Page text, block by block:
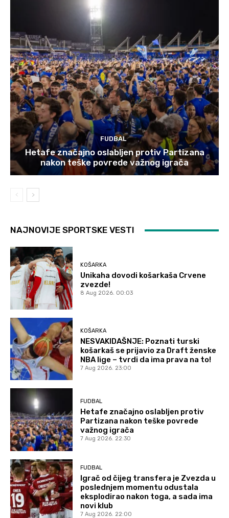
FUDBAL
Hetafe značajno oslabljen protiv Partizana
nakon teške povrede važnog igrača
NAJNOVIJE SPORTSKE VESTI
KOŠARKA
Unikaha dovodi košarkaša Crvene
zvezde!
8 Aug 2026. 00:03
KOŠARKA
NESVAKIDAŠNJE: Poznati turski
košarkaš se prijavio za Draft ženske
NBA lige – tvrdi da ima prava na to!
7 Aug 2026. 23:00
FUDBAL
Hetafe značajno oslabljen protiv
Partizana nakon teške povrede
važnog igrača
7 Aug 2026. 22:30
FUDBAL
Igrač od čijeg transfera je Zvezda u
poslednjem momentu odustala
eksplodirao nakon toga, a sada ima
novi klub
7 Aug 2026. 22:00